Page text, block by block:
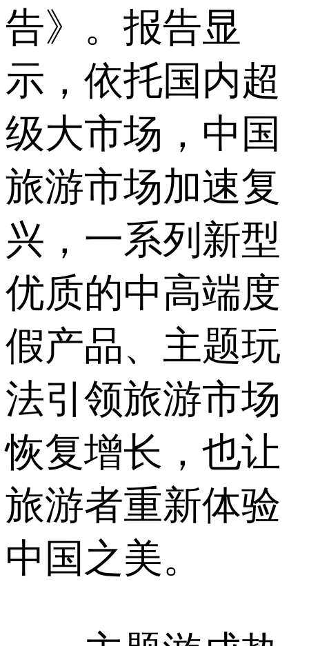
告》。报告显
示，依托国内超
级大市场，中国
旅游市场加速复
兴，一系列新型
优质的中高端度
假产品、主题玩
法引领旅游市场
恢复增长，也让
旅游者重新体验
中国之美。